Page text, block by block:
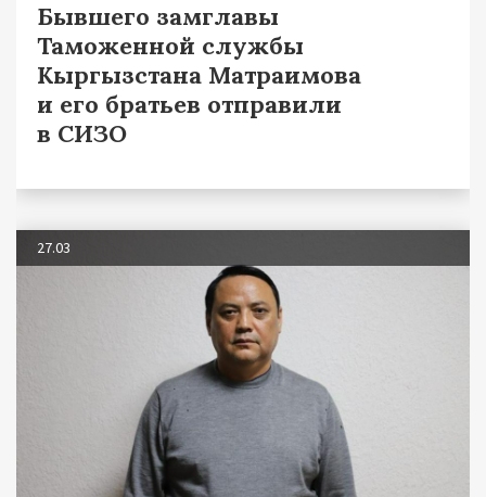
Бывшего замглавы
Таможенной службы
Кыргызстана Матраимова
и его братьев отправили
в СИЗО
27.03